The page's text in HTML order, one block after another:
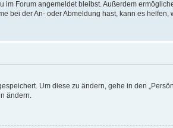
im Forum angemeldet bleibst. Außerdem
bei der An- oder Abmeldung hast, kann es helfen,
Um diese zu ändern, gehe in den
ändern.